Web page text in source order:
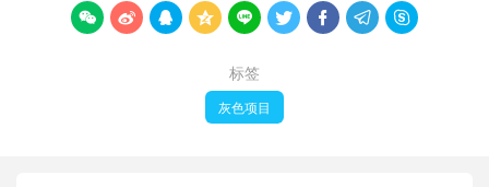
        
标签
灰色项目